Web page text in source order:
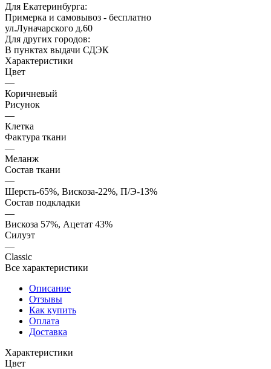
Для Екатеринбурга:
Примерка и самовывоз - бесплатно
ул.Луначарского д.60
Для других городов:
В пунктах выдачи СДЭК
Характеристики
Цвет
—
Коричневый
Рисунок
—
Клетка
Фактура ткани
—
Меланж
Состав ткани
—
Шерсть-65%, Вискоза-22%, П/Э-13%
Состав подкладки
—
Вискоза 57%, Ацетат 43%
Силуэт
—
Classic
Все характеристики
Описание
Отзывы
Как купить
Оплата
Доставка
Характеристики
Цвет